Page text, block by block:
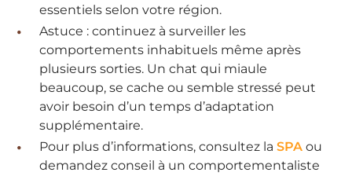
essentiels selon votre région.
Astuce : continuez à surveiller les
comportements inhabituels même après
plusieurs sorties. Un chat qui miaule
beaucoup, se cache ou semble stressé peut
avoir besoin d’un temps d’adaptation
supplémentaire.
Pour plus d’informations, consultez la SPA ou
demandez conseil à un comportementaliste